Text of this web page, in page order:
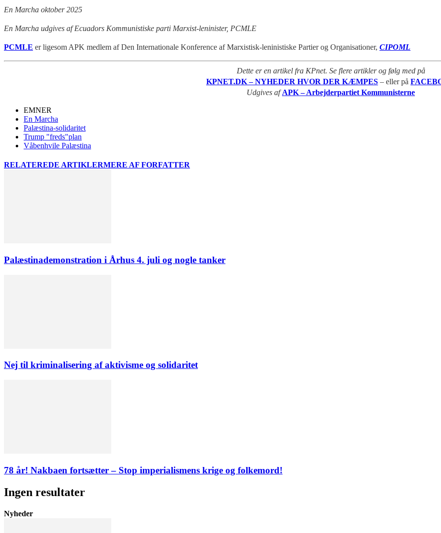
En Marcha oktober 2025
En Marcha udgives af Ecuadors Kommunistiske parti Marxist-leninister, PCMLE
PCMLE erligesom APK medlem af Den Internationale Konference af Marxistisk-leninistiske Partier og Organisationer, CIPOML
Dette er en artikel fra KPnet. Se flere artikler og følg med på
KPNET.DK – NYHEDER HVOR DER KÆMPES – eller på
Udgives afAPK – Arbejderpartiet Kommunisterne
EMNER
En Marcha
Palæstina-solidaritet
Trump "freds"plan
Våbenhvile Palæstina
RELATEREDE ARTIKLERMERE AF FORFATTER
Palæstinademonstration i Århus 4. juli og nogle tanker
Nej til kriminalisering af aktivisme og solidaritet
78 år! Nakbaen fortsætter – Stop imperialismens krige og folkemord!
Ingen resultater
Nyheder